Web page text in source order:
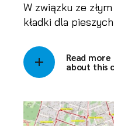
W związku ze
kładki dla
Read more
about this